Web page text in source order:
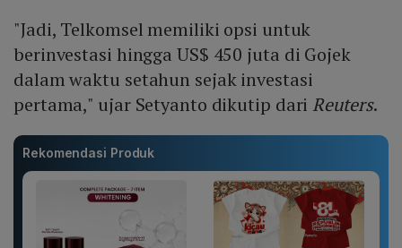
"Jadi, Telkomsel memiliki opsi untuk
berinvestasi hingga US$ 450 juta di Gojek
dalam waktu setahun sejak investasi
pertama," ujar Setyanto dikutip dari Reuters.
Rekomendasi Produk